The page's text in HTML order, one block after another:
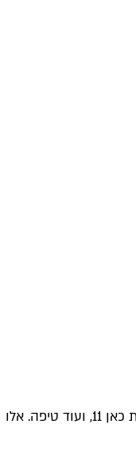
השנה הלועזית האחרונה היתה לא מדהימה לטלוויזיה העברית: יותר ריאליטי, יותר דוקו-סלבס ומשמעותית פחות מסדרות מתוסרטות. זה לא אומר שהכל רע - עדיין יש לנו את כאן 11, ועוד טיפה. אלו